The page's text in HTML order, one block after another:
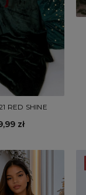
RED SHINE
zł